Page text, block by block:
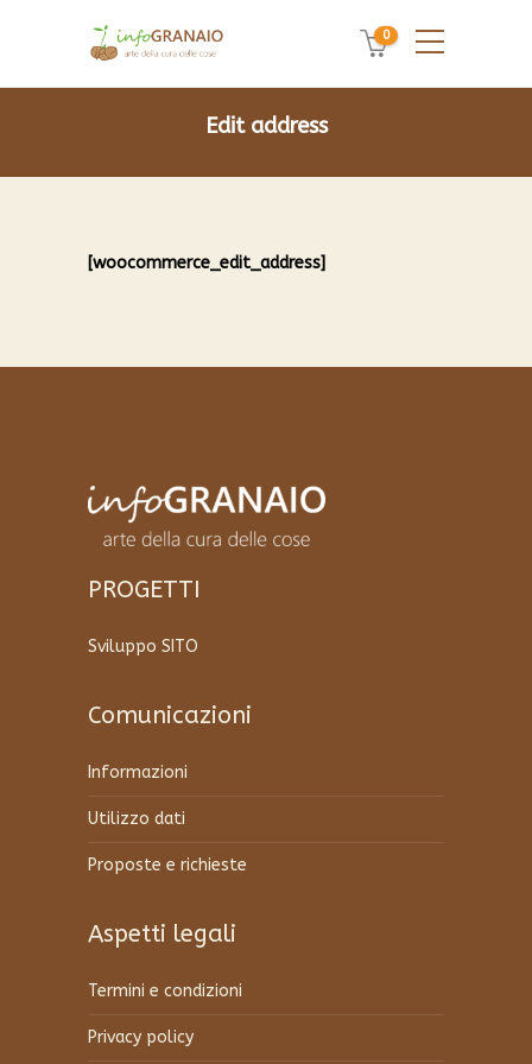
0
Edit address
[woocommerce_edit_address]
PROGETTI
Sviluppo SITO
Comunicazioni
Informazioni
Utilizzo dati
Proposte e richieste
Aspetti legali
Termini e condizioni
Privacy policy